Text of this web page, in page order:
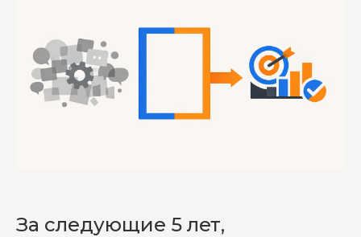
За следующие 5 лет,